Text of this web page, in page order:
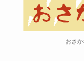
おさ